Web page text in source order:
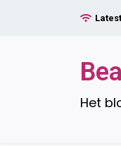
Latest
Een
Het